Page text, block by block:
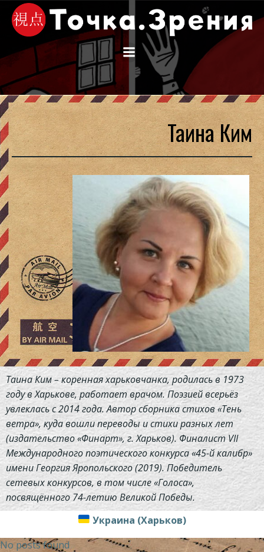
Перейти
к
содержимому
Таина Ким
Таина Ким – коренная харьковчанка, родилась в 1973
году в Харькове, работает врачом. Поэзией всерьёз
увлеклась с 2014 года. Автор сборника стихов «Тень
ветра», куда вошли переводы и стихи разных лет
(издательство «Финарт», г. Харьков). Финалист VII
Международного поэтического конкурса «45-й калибр»
имени Георгия Яропольского (2019). Победитель
сетевых конкурсов, в том числе «Голоса»,
посвящённого 74-летию Великой Победы.
Украина (Харьков)
No posts found